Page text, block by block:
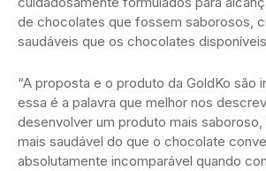
de chocolates que fossem saborosos,
saudáveis que os chocolates
“A proposta e o produto da GoldKo são
essa é a palavra que melhor nos
desenvolver um produto mais
mais saudável do que o chocolate
absolutamente incomparável quando